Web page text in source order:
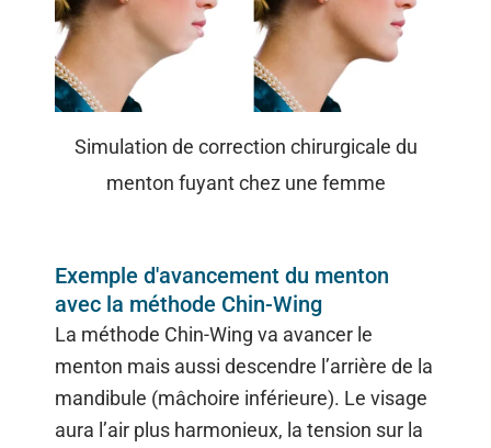
Simulation de correction chirurgicale du
menton fuyant chez une femme
Exemple d'avancement du menton
avec la méthode Chin-Wing
La méthode Chin-Wing va avancer le
menton mais aussi descendre l’arrière de la
mandibule (mâchoire inférieure). Le visage
aura l’air plus harmonieux, la tension sur la